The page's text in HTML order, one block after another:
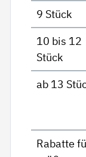
9 Stück
10 bis 12
Stück
ab 13
Rabatte